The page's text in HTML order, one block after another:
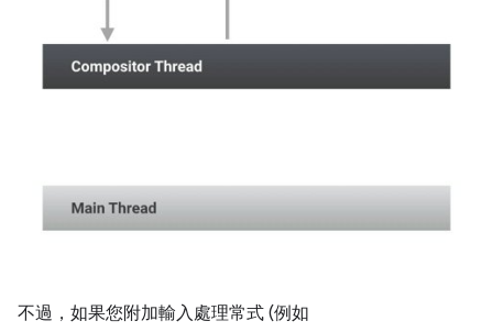
不過，如果您附加輸入處理常式 (例如